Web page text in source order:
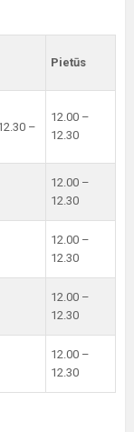
Pietūs
–
12.00 –
12.30
12.00 –
12.30
12.00 –
12.30
12.00 –
12.30
12.00 –
12.30